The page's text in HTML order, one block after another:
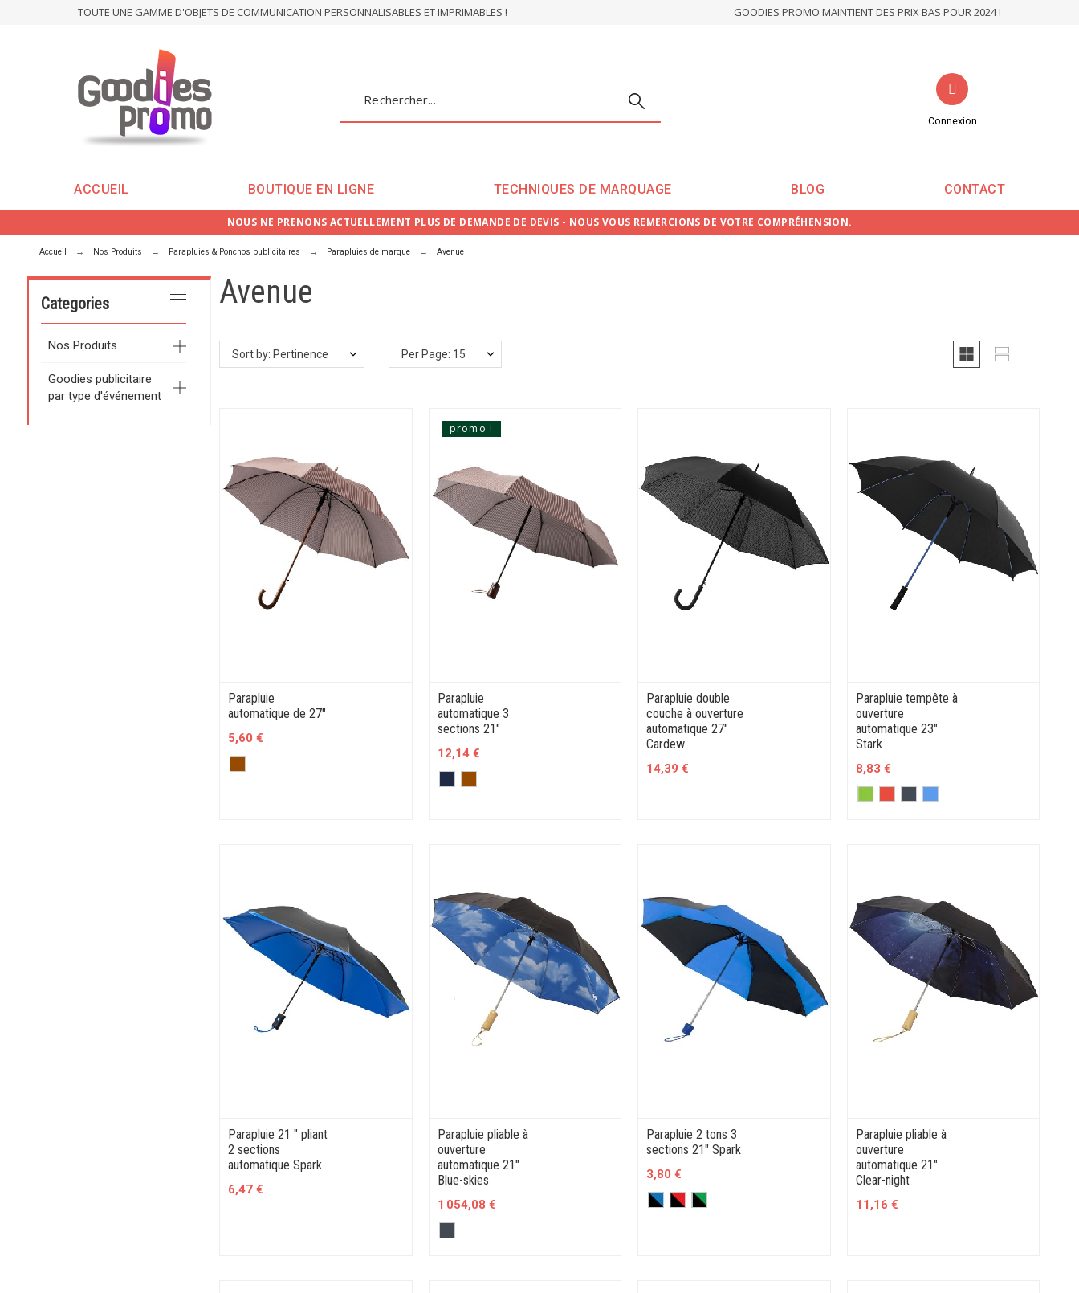
TOUTE UNE GAMME D'OBJETS DE COMMUNICATION PERSONNALISABLES ET IMPRIMABLES ! GOODIES PROMO MAINTIENT DES PRIX BAS POUR 2024 !
Connexion
ACCUEIL BOUTIQUE EN LIGNE TECHNIQUES DE MARQUAGE BLOG CONTACT
NOUS NE PRENONS ACTUELLEMENT PLUS DE DEMANDE DE DEVIS - NOUS VOUS REMERCIONS DE VOTRE COMPRÉHENSION.
Accueil Nos Produits Parapluies & Ponchos publicitaires Parapluies de marque Avenue
Categories
Nos Produits
Goodies publicitaire
par type d'événement
Avenue
Sort by: Pertinence Per Page: 15
Parapluie
automatique de 27"
5,60 €
Parapluie
automatique 3
sections 21"
12,14 €
promo !
Parapluie double
couche à ouverture
automatique 27"
Cardew
14,39 €
Parapluie tempête à
ouverture
automatique 23"
Stark
8,83 €
Parapluie 21 " pliant
2 sections
automatique Spark
6,47 €
Parapluie pliable à
ouverture
automatique 21"
Blue-skies
1 054,08 €
Parapluie 2 tons 3
sections 21" Spark
3,80 €
Parapluie pliable à
ouverture
automatique 21"
Clear-night
11,16 €